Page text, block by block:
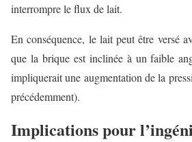
interrompre le flux de lait.
En conséquence, le lait peut être versé
que la brique est inclinée à un faible
impliquerait une augmentation de la
précédemment).
Implications pour